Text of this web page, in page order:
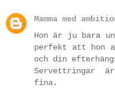
Mamma med
Hon är ju bara
perfekt att hon
och din
Servettringar
fina.